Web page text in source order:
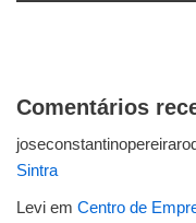
Comentários
Sintra
Levi em Centro de